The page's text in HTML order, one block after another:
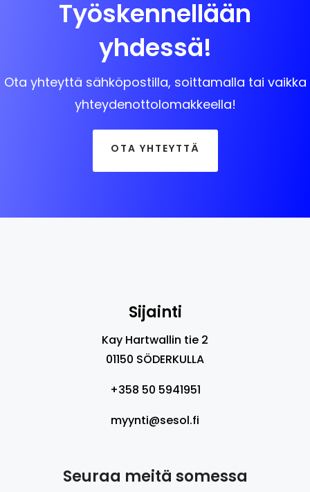
Työskennellään
yhdessä!
Ota yhteyttä sähköpostilla, soittamalla tai vaikka
yhteydenottolomakkeella!
OTA YHTEYTTÄ
Sijainti
Kay Hartwallin tie 2
01150 SÖDERKULLA
+358 50 5941951
myynti@sesol.fi
Seuraa meitä somessa